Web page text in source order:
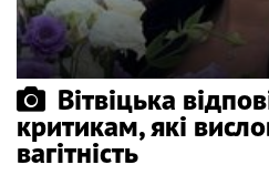
Вітвіцька
критикам, які
вагітність